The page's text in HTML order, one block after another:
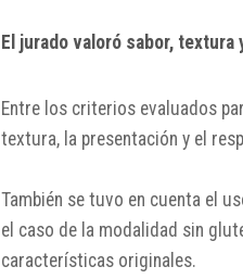
El jurado valoró sabor, textura
Entre los criterios evaluados
textura, la presentación y el
También se tuvo en cuenta el
el caso de la modalidad sin
características originales.